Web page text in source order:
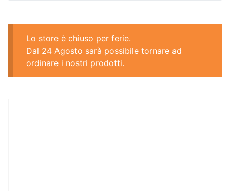
Lo store è chiuso per ferie.
Dal 24 Agosto sarà possibile tornare ad
ordinare i nostri prodotti.